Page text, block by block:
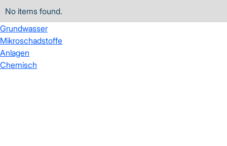
No items found.
Grundwasser
Mikroschadstoffe
Anlagen
Chemisch